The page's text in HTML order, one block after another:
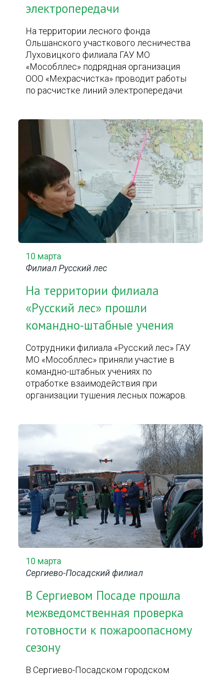
электропередачи
На территории лесного фонда
Ольшанского участкового лесничества
Луховицкого филиала ГАУ МО
«Мособллес» подрядная организация
ООО «Мехрасчистка» проводит работы
по расчистке линий электропередачи.
10 марта
Филиал Русский лес
На территории филиала
«Русский лес» прошли
командно-штабные учения
Сотрудники филиала «Русский лес» ГАУ
МО «Мособллес» приняли участие в
командно-штабных учениях по
отработке взаимодействия при
организации тушения лесных пожаров.
10 марта
Сергиево-Посадский филиал
В Сергиевом Посаде прошла
межведомственная проверка
готовности к пожароопасному
сезону
В Сергиево-Посадском городском